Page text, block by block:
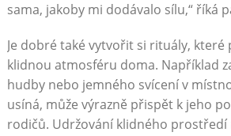
sama, jakoby mi dodávalo sílu,“ říká
Je dobré také vytvořit si rituály,
klidnou atmosféru doma. Například
hudby nebo jemného svícení v
usíná, může výrazně přispět k jeho
rodičů. Udržování klidného prostředí